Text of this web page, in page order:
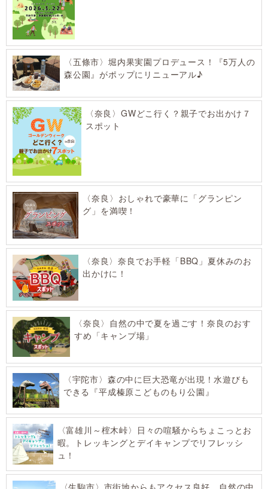
〈五條市〉堀内果実園プロデュース！『5万人の
森公園』がポップにリニューアル♪
〈奈良〉GWどこ行く？親子でお出かけ７
スポット
〈奈良〉おしゃれで豪華に「グランピン
グ」を満喫！
〈奈良〉奈良でお手軽「BBQ」夏休みのお
出かけに！
〈奈良〉自然の中で夏を過ごす！奈良のおす
すめ「キャンプ場」
〈宇陀市〉森の中に巨大恐竜が出現！水遊びも
できる『平成榛原こどものもり公園』
〈富雄川～榁木峠〉日々の喧騒からちょこっとお
暇。トレッキングとデイキャンプでリフレッシ
ュ！
〈生駒市〉市街地からもアクセス良好、自然の中